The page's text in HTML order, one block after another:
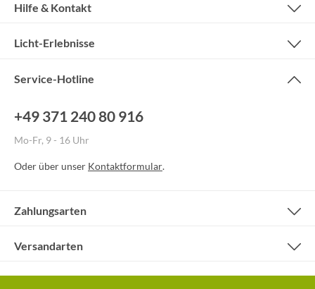
Service-Hotline
+49 371 240 80 916
Mo-Fr, 9 - 16 Uhr
Oder über unser Kontaktformular.
Hilfe & Kontakt
Licht-Erlebnisse
Zahlungsarten
Versandarten